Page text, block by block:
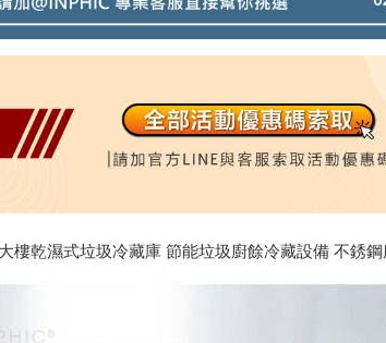
樓乾濕式垃圾冷藏庫 節能垃圾廚餘冷藏設備 不銹鋼